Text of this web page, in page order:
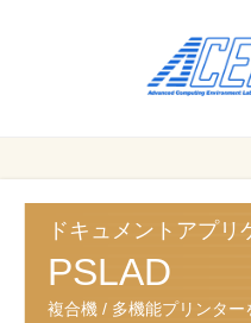
株式
ス
効
率
ドキュメントアプリ
PSLAD
複合機 / 多機能プリンター
セ
株
式
会
社